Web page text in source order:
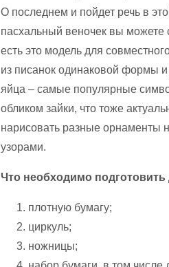
О последнем и пойдет речь в
пасхальный веночек вы можете
есть это модель для
из писанок одинаковой формы
яйца – самые популярные
обликом зайки, что тоже
нарисовать разные орнаменты
узорами.
Что необходимо подготовить
плотную бумагу;
циркуль;
ножницы;